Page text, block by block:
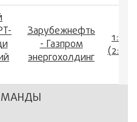
Зарубежнефть
- Газпром
энергохолдинг
1:1
(2:1)